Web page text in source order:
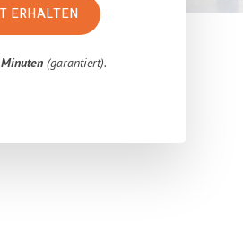
ERHALTEN
(garantiert).